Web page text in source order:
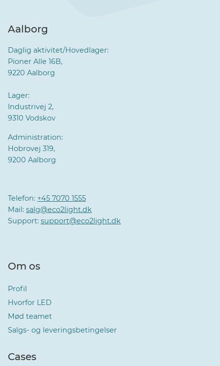
Aalborg
Daglig aktivitet/Hovedlager:
Pioner Alle 16B,
9220 Aalborg
Lager:
Industrivej 2,
9310 Vodskov
Administration:
Hobrovej 319,
9200 Aalborg
Telefon: +45 7070 1555
Mail: salg@eco2light.dk
Support: support@eco2light.dk
Om os
Profil
Hvorfor LED
Mød teamet
Salgs- og leveringsbetingelser
Cases